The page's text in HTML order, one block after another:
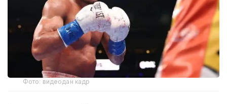
Фото: видеодан кадр